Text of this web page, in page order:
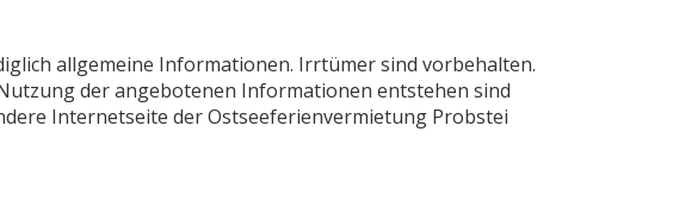
allgemeine Informationen. Irrtümer sind vorbehalten.
der angebotenen Informationen entstehen sind
Internetseite der Ostseeferienvermietung Probstei